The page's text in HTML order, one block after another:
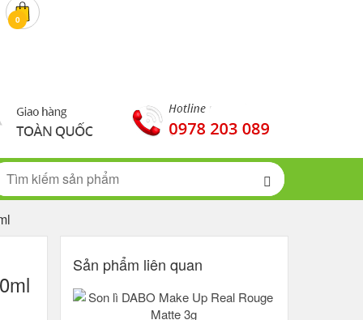
0
Sản phẩm liên quan